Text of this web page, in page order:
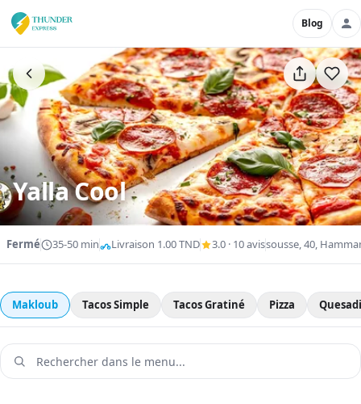
Blog
Yalla Cool
Fermé 35-50 min Livraison 1.00 TND 3.0 · 10 avissousse, 40,
Makloub Tacos Simple Tacos Gratiné Pizza